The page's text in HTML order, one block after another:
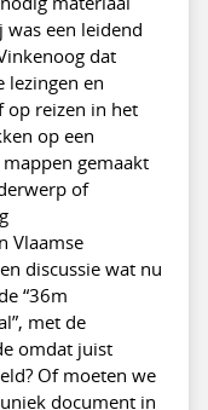
was een leidend
dat
lezingen en
op reizen in het
op een
gemaakt
of
Vlaamse
discussie wat nu
“36m
met de
omdat juist
Of moeten we
document in